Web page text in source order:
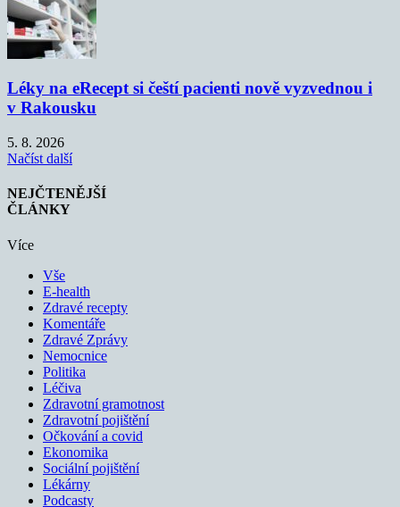
Léky na eRecept si čeští pacienti nově vyzvednou i
v Rakousku
5. 8. 2026
Načíst další
NEJČTENĚJŠÍ
ČLÁNKY
Více
Vše
E-health
Zdravé recepty
Komentáře
Zdravé Zprávy
Nemocnice
Politika
Léčiva
Zdravotní gramotnost
Zdravotní pojištění
Očkování a covid
Ekonomika
Sociální pojištění
Lékárny
Podcasty